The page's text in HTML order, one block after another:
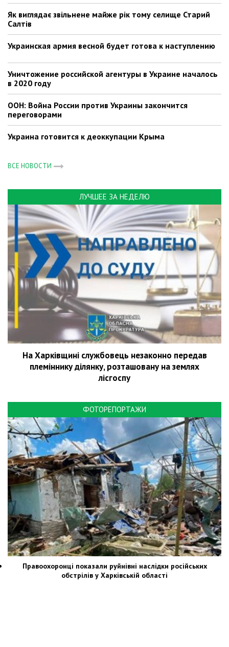
Як виглядає звільнене майже рік тому селище Старий
Салтів
Украинская армия весной будет готова к наступлению
Уничтожение российской агентуры в Украине началось
в 2020 году
ООН: Война России против Украины закончится
переговорами
Украина готовится к деоккупации Крыма
ВСЕ НОВОСТИ
ЛУЧШЕЕ ЗА НЕДЕЛЮ
На Харківщині службовець незаконно передав
племіннику ділянку, розташовану на землях
лісгоспу
ФОТОРЕПОРТАЖИ
Правоохоронці показали руйнівні наслідки російських
обстрілів у Харківській області